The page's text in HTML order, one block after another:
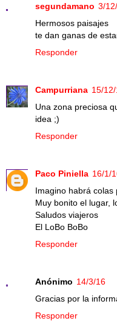
segundamano 3/
Hermosos paisajes
te dan ganas de
Responder
Campurriana 15/
Una zona preciosa
idea ;)
Responder
Paco Piniella 16/1/
Imagino habrá colas
Muy bonito el lugar,
Saludos viajeros
El LoBo BoBo
Responder
Anónimo 14/3/16
Gracias por la
Responder